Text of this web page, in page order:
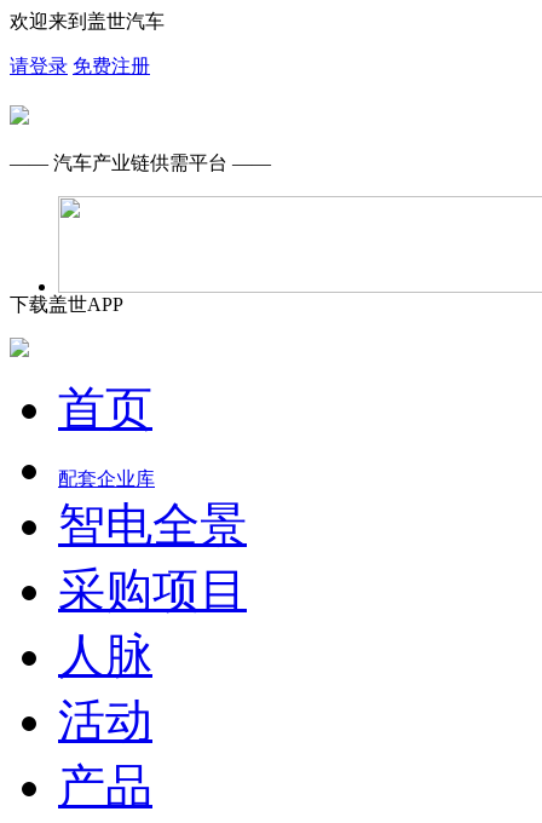
欢迎来到盖世汽车
请登录 免费注册
—— 汽车产业链供需平台 ——
下载盖世APP
首页
配套企业库
智电全景
采购项目
人脉
活动
产品